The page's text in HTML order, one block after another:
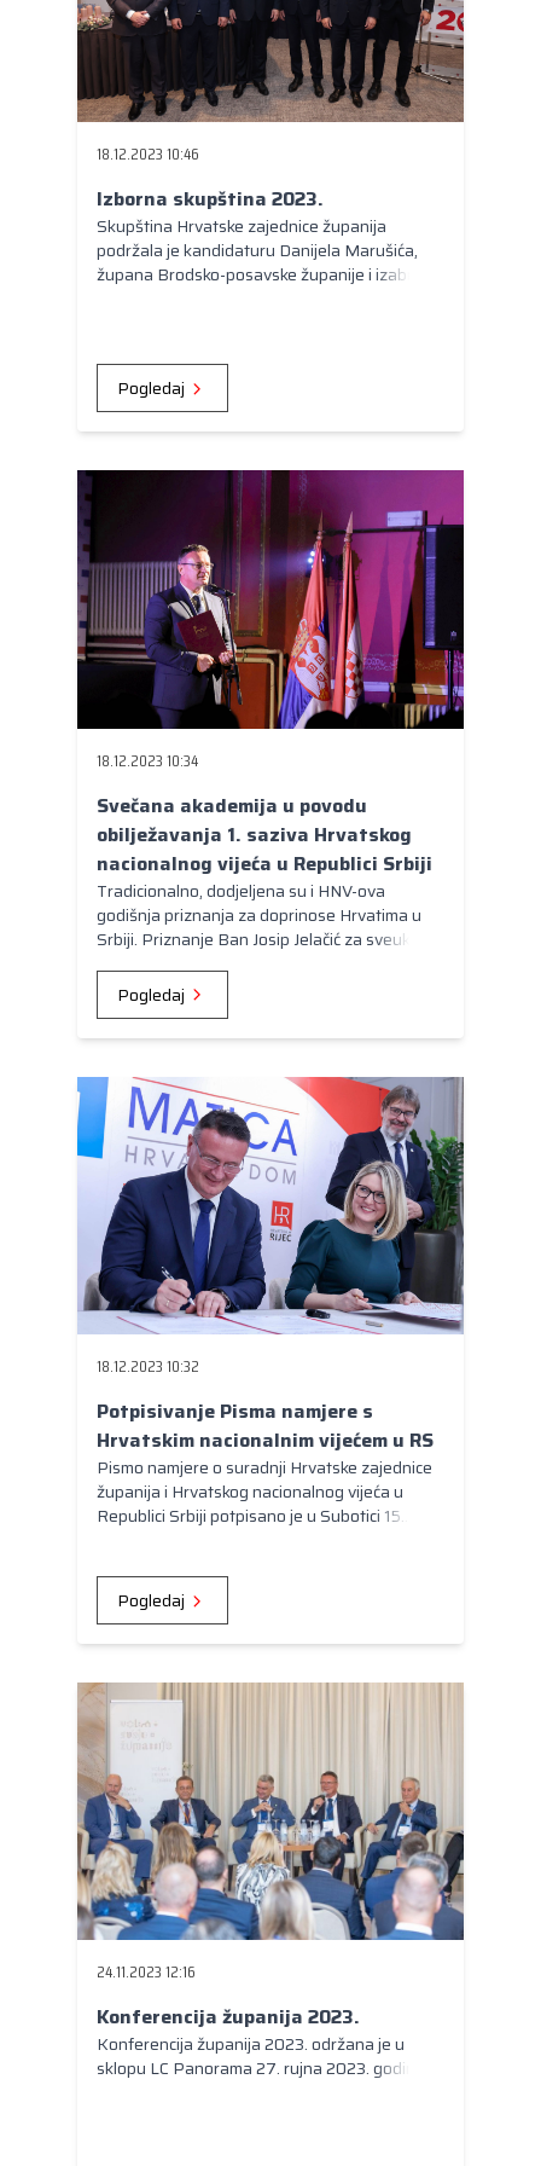
Europe
Europski odbor regija
18.12.2023 10:46
Izborna skupština 2023.
Skupština Hrvatske zajednice županija
podržala je kandidaturu Danijela Marušića,
župana Brodsko-posavske županije i izabrala
Pogledaj
18.12.2023 10:34
Svečana akademija u povodu
obilježavanja 1. saziva Hrvatskog
nacionalnog vijeća u Republici Srbiji
Tradicionalno, dodjeljena su i HNV-ova
godišnja priznanja za doprinose Hrvatima u
Srbiji. Priznanje Ban Josip Jelačić za sveukupni
Hrvatska zajednica županija.
Pogledaj
18.12.2023 10:32
Potpisivanje Pisma namjere s
Hrvatskim nacionalnim vijećem u RS
Pismo namjere o suradnji Hrvatske zajednice
županija i Hrvatskog nacionalnog vijeća u
Republici Srbiji potpisano je u Subotici 15.
Danijel Marušić i predsjednica HNV-a Jasna
Vojnić.
Pogledaj
24.11.2023 12:16
Konferencija županija 2023.
Konferencija županija 2023. održana je u
sklopu LC Panorama 27. rujna 2023. godine.